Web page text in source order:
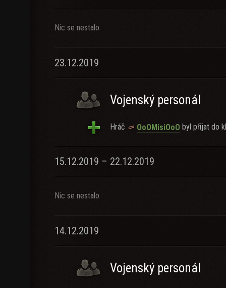
Nic se nestalo
23.12.2019
Vojenský personál
Hráč OoOMisiOoO byl přijat do
15.12.2019 – 22.12.2019
Nic se nestalo
14.12.2019
Vojenský personál